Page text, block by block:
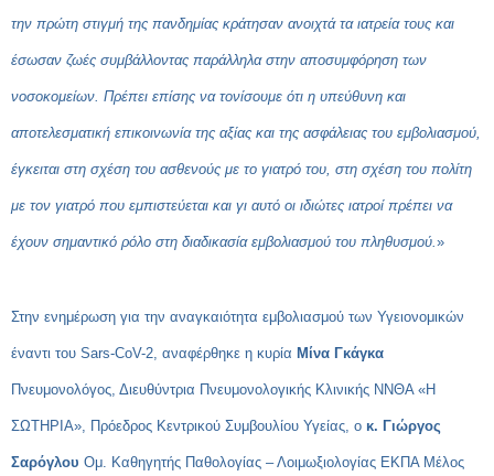
την πρώτη στιγμή της πανδημίας κράτησαν ανοιχτά τα ιατρεία τους και
έσωσαν ζωές συμβάλλοντας παράλληλα στην αποσυμφόρηση των
νοσοκομείων. Πρέπει επίσης να τονίσουμε ότι η υπεύθυνη και
αποτελεσματική επικοινωνία της αξίας και της ασφάλειας του εμβολιασμού,
έγκειται στη σχέση του ασθενούς με το γιατρό του, στη σχέση του πολίτη
με τον γιατρό που εμπιστεύεται και γι αυτό οι ιδιώτες ιατροί πρέπει να
έχουν σημαντικό ρόλο στη διαδικασία εμβολιασμού του πληθυσμού.»
Στην ενημέρωση για την αναγκαιότητα εμβολιασμού των Υγειονομικών
έναντι του Sars-CoV-2, αναφέρθηκε η κυρία Μίνα Γκάγκα
Πνευμονολόγος, Διευθύντρια Πνευμονολογικής Κλινικής ΝΝΘΑ «Η
ΣΩΤΗΡΙΑ», Πρόεδρος Κεντρικού Συμβουλίου Υγείας, ο κ. Γιώργος
Σαρόγλου Ομ. Καθηγητής Παθολογίας – Λοιμωξιολογίας ΕΚΠΑ Μέλος